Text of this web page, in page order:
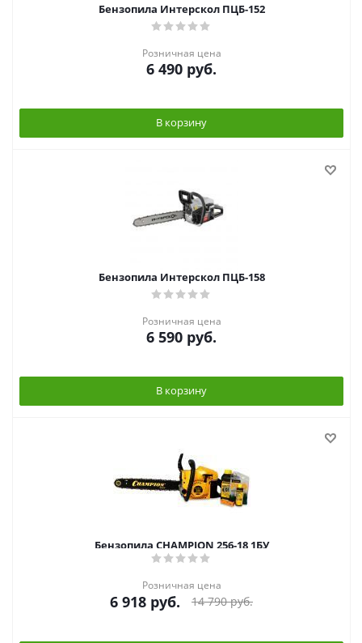
Бензопила Интерскол ПЦБ-152
Розничная цена
6 490 руб.
В корзину
Бензопила Интерскол ПЦБ-158
Розничная цена
6 590 руб.
В корзину
Бензопила CHAMPION 256-18 1БУ
Розничная цена
6 918 руб. 14 790руб.